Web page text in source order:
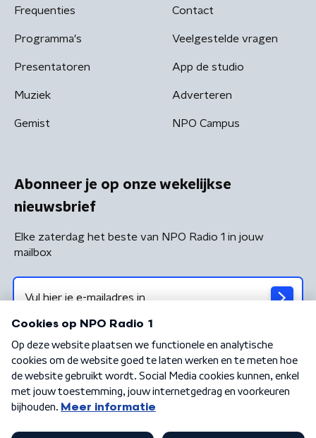
Frequenties
Programma's
Presentatoren
Muziek
Gemist
Contact
Veelgestelde vragen
App de studio
Adverteren
NPO Campus
Abonneer je op onze wekelijkse
nieuwsbrief
Elke zaterdag het beste van NPO Radio 1 in jouw
mailbox
Algemene voorwaarden